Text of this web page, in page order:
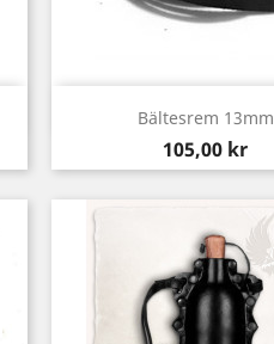
Bältesrem 13mm
Pris
105,00 kr
Snabbvy